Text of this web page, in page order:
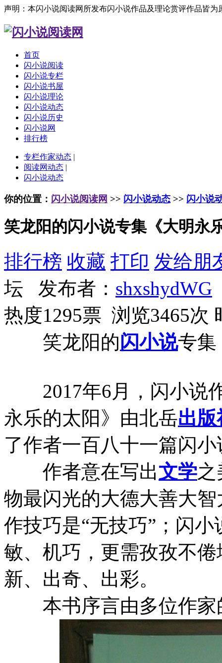
声明：本闪小说阅读网所发布闪小说作品及理论赏评作品皆
首页
闪小说阅读
闪小说专栏
闪小说书屋
闪小说理论
闪小说动态
闪小说历史
闪小说网
排行榜
专栏作家动态 |
阅读网动态 |
闪小说动态
你的位置： 闪小说阅读网 >> 闪小说动态 >> 闪小说
笑龙阳的闪小说专集《大明永
排行榜 收藏 打印 发给朋
坛 发布者： shxshydWG
热度1295票 浏览3465次
笑龙阳的闪小说专集
2017年6月，闪小说
永乐的太阳》由北岳出版
了作者一百八十一篇闪
作者意在写出文学
物最闪光的大德大善大
作技巧是“无技巧”；闪
敏、机巧，更需孜孜不
新、出奇、出彩。
本书序言由多位作家